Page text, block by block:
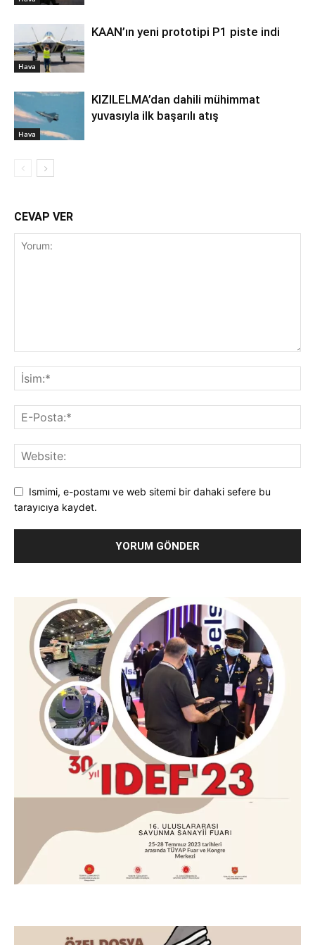
Hava
KAAN’ın yeni prototipi P1 piste indi
Hava
KIZILELMA’dan dahili mühimmat
yuvasıyla ilk başarılı atış
CEVAP VER
Ismimi, e-postamı ve web sitemi bir dahaki sefere bu
tarayıcıya kaydet.